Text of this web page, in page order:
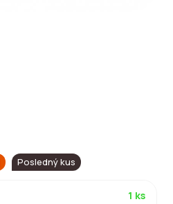
Posledný kus
1 ks